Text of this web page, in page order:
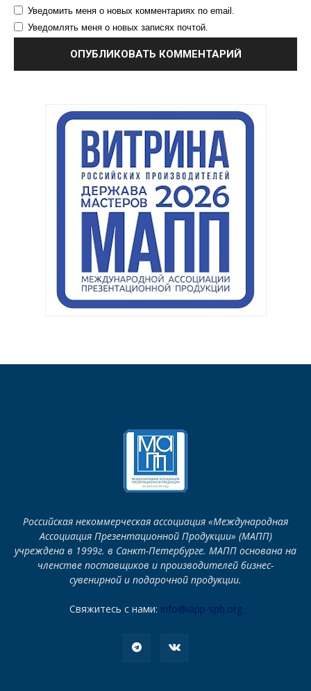
Уведомить меня о новых комментариях по email.
Уведомлять меня о новых записях почтой.
Российская некоммерческая ассоциация «Международная
Ассоциация Презентационной Продукции» (МАПП)
учреждена в 1999г. в Санкт-Петербурге. МАПП основана на
членстве поставщиков и производителей бизнес-
сувенирной и подарочной продукции.
Свяжитесь с нами: info@iapp-spb.org